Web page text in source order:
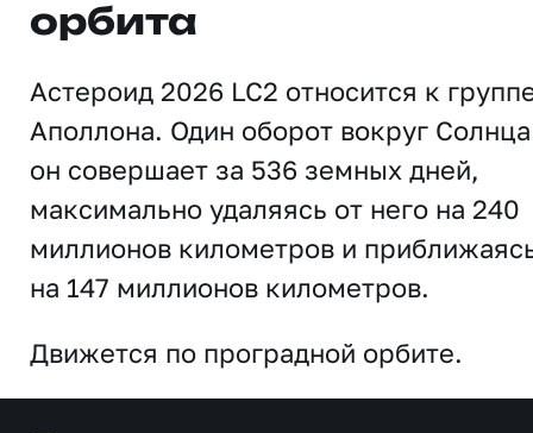
орбита
Астероид 2026 LC2 относится к
Аполлона. Один оборот вокруг Солнца
он совершает за 536 земных дней,
максимально удаляясь от него на 240
миллионов километров и
на 147 миллионов километров.
Движется по проградной орбите.